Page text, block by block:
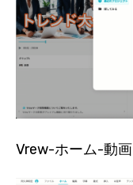
Vrew-ホーム-動